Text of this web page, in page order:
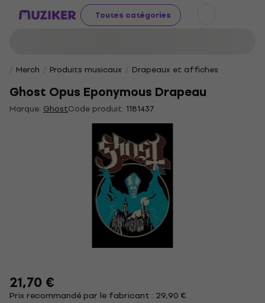
Toutes catégories
Merch Produits musicaux Drapeaux et affiches
Ghost Opus Eponymous Drapeau
Marque: GhostCode produit: 1181437
21,70 €
Prix recommandé par le fabricant : 29,90 €